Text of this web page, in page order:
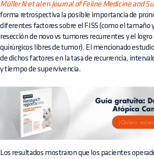
Müller N et alen Journal of Feline Medicine and
forma retrospectiva la posible importancia de
diferentes factores sobre el FISS (como el tamaño
resección de novo vs tumores recurrentes y el
quirúrgicos libres de tumor). El mencionado
de dichos factores en la tasa de recurrencia,
y tiempo de supervivencia.
Los resultados mostraron que los pacientes